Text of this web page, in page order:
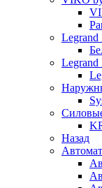
Legrand
Legrand
Назад